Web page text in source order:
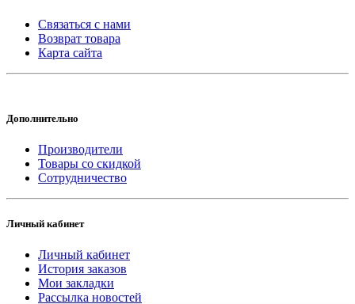
Связаться с нами
Возврат товара
Карта сайта
Дополнительно
Производители
Товары со скидкой
Сотрудничество
Личный кабинет
Личный кабинет
История заказов
Мои закладки
Рассылка новостей